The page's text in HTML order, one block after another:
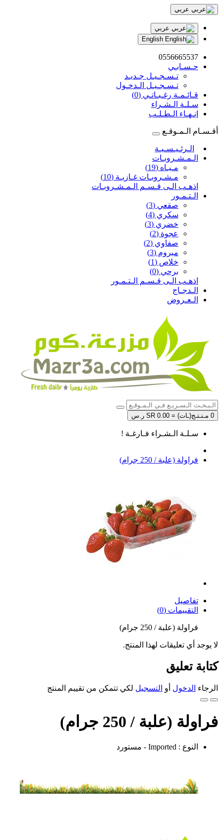
عربي
عربي
0556665537
حـسـابـي
تـسـجـيـل جـديـد
تـسـجـيـل الـدخـول
قـائـمـة رغـبـاتـي (0)
سـلـة الـشـراء
إنـهـاء الـطـلـب
أقـسـام الـمـوقـع
الـرئـيـسـيـة
الـمـشـروبـات
مـيـاه (19)
مـشـروبـات غـازيـة (10)
اذهـب الـى قـسـم الـمـشـروبـات
الـتـمـور
صقعي (3)
سكري (4)
خضري (3)
عجوة (2)
صفاوي (2)
مبروم (3)
خلاص (1)
برحي (0)
اذهـب الـى قـسـم الـتـمـور
الـدجـاج
الـعـروض
0 مـنـتـج(ـات) = SR 0.00 ر.س
سـلـة الـشـراء فـارغـة !
فراولة (علبة / 250 جرام)
تفاصيل
التقييمات (0)
فراولة (علبة / 250 جرام)
لا يوجد أي تعليقات لهذا المنتج.
كتابة تعليق
الرجاء الدخول أو التسجيل لكي تتمكن من تقييم المنتج
فراولة (علبة / 250 جرام)
النوع : Imported - مستورد